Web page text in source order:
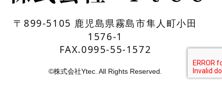
〒899-5105 鹿児島県霧島市隼人町小田
1576-1
FAX.0995-55-1572
©株式会社Ytec. All Rights Reserved.